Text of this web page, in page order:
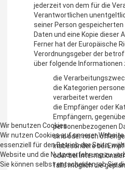
jederzeit von dem für die
Verantwortlichen
seiner Person
Daten und eine Kopie dieser
Ferner hat der Europäische
Verordnungsgeber der
über folgende Informationen
die
die Kategorien
verarbeitet werden
die Empfänger oder
Empfängern,
personenbezogenen
sind oder noch
insbesondere bei
oder bei
falls möglich die
Wir benutzen Cookies
Wir nutzen Cookies auf unserer
essenziell für den Betrieb der Seite,
Website und die Nutzererfahrung zu
Sie können selbst entscheiden, ob Sie